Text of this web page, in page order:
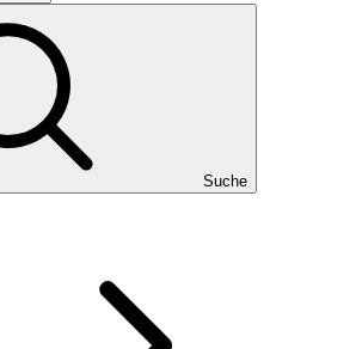
Suche